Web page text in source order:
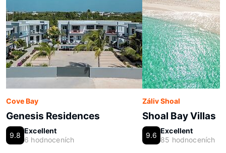
Cove Bay
Genesis Residences
9.8
Excellent
6 hodnoceních
Záliv Shoal
Shoal Bay Villas
9.6
Excellent
85 hodnoceních